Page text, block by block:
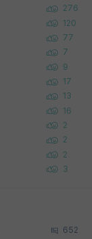
276
120
77
7
9
17
13
16
2
2
2
3
652